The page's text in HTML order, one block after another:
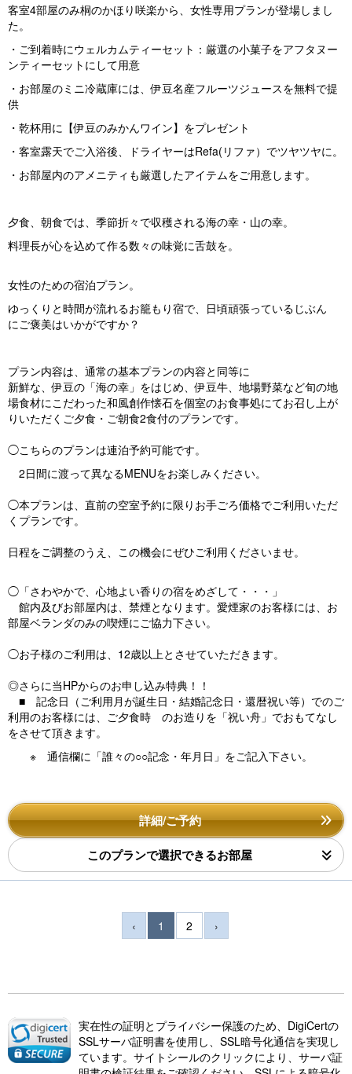
客室4部屋のみ桐のかほり咲楽から、女性専用プランが登場しまし
た。
・ご到着時にウェルカムティーセット：厳選の小菓子をアフタヌー
ンティーセットにして用意
・お部屋のミニ冷蔵庫には、伊豆名産フルーツジュースを無料で提
供
・乾杯用に【伊豆のみかんワイン】をプレゼント
・客室露天でご入浴後、ドライヤーはRefa(リファ）でツヤツヤに。
・お部屋内のアメニティも厳選したアイテムをご用意します。
夕食、朝食では、季節折々で収穫される海の幸・山の幸。
料理長が心を込めて作る数々の味覚に舌鼓を。
女性のための宿泊プラン。
ゆっくりと時間が流れるお籠もり宿で、日頃頑張っているじぶん
にご褒美はいかがですか？
プラン内容は、通常の基本プランの内容と同等に
新鮮な、伊豆の「海の幸」をはじめ、伊豆牛、地場野菜など旬の地
場食材にこだわった和風創作懐石を個室のお食事処にてお召し上が
りいただくご夕食・ご朝食2食付のプランです。
◯こちらのプランは連泊予約可能です。
2日間に渡って異なるMENUをお楽しみください。
◯本プランは、直前の空室予約に限りお手ごろ価格でご利用いただ
くプランです。
日程をご調整のうえ、この機会にぜひご利用くださいませ。
◯「さわやかで、心地よい香りの宿をめざして・・・」
館内及びお部屋内は、禁煙となります。愛煙家のお客様には、お
部屋ベランダのみの喫煙にご協力下さい。
◯お子様のご利用は、12歳以上とさせていただきます。
◎さらに当HPからのお申し込み特典！！
■ 記念日（ご利用月が誕生日・結婚記念日・還暦祝い等）でのご
利用のお客様には、ご夕食時 のお造りを「祝い舟」でおもてなし
をさせて頂きます。
※ 通信欄に「誰々の○○記念・年月日」をご記入下さい。
詳細/ご予約
このプランで選択できるお部屋
‹ 1 2 ›
実在性の証明とプライバシー保護のため、DigiCertの
SSLサーバ証明書を使用し、SSL暗号化通信を実現し
ています。サイトシールのクリックにより、サーバ証